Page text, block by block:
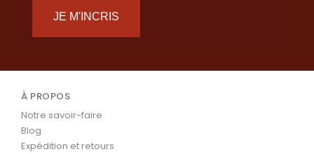
JE M'INCRIS
À PROPOS
Notre savoir-faire
Blog
Expédition et retours